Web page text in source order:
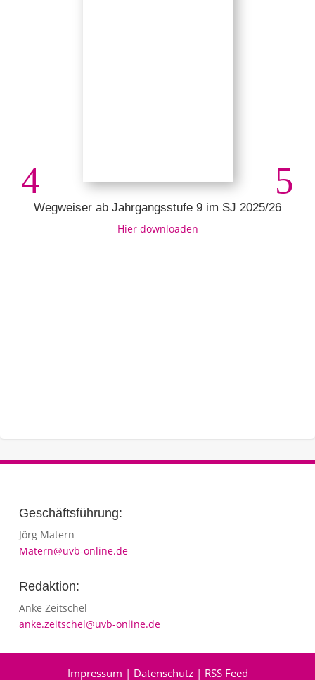
Wegweiser ab Jahrgangsstufe 9 im SJ 2025/26
Hier downloaden
Geschäftsführung:
Jörg Matern
Matern@uvb-online.de
Redaktion:
Anke Zeitschel
anke.zeitschel@uvb-online.de
Impressum | Datenschutz| RSS Feed